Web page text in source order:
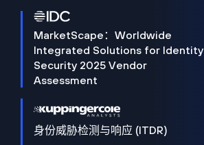
MarketScape：Worldwide
Integrated Solutions for Identity
Security 2025 Vendor
Assessment
身份威胁检测与响应 (ITDR)